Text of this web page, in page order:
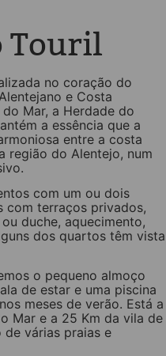
Touril
no coração do
e Costa
Mar, a Herdade do
a essência que a
entre a costa
região do Alentejo, num
com um ou dois
com terraços privados,
duche, aquecimento,
dos quartos têm vista
o pequeno almoço
de estar e uma piscina
meses de verão. Está a
Mar e a 25 Km da vila de
várias praias e